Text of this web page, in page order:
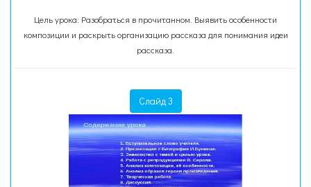
Цель урока: Разобраться в прочитанном. Выявить особенности
композиции и раскрыть организацию рассказа для понимания идеи
рассказа.
Слайд 3